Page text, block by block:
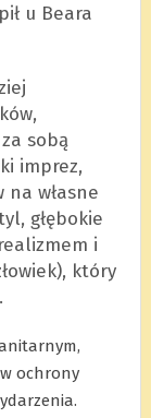
u Beara
sobą
imprez,
własne
głębokie
i
który
ochrony